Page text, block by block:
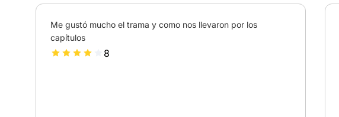
Me gustó mucho el trama y como nos llevaron por los
capítulos
8